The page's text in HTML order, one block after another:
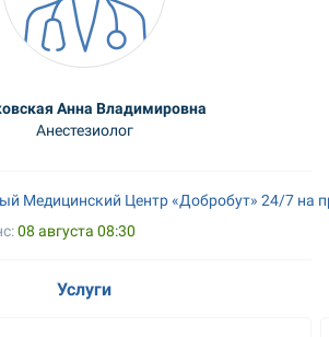
Анна Владимировна
Анестезиолог
Медицинский Центр «Добробут» 24/7 на
08 августа 08:30
Услуги